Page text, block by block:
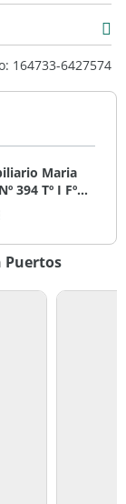
164733-6427574
Maria
394 Tº I Fº
144
Puertos